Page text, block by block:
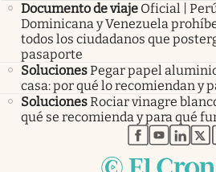
Documento de viaje Oficial |
Dominicana y Venezuela
todos los ciudadanos que
pasaporte
SolucionesPegar papel
casa: por qué lo recomiendan y
SolucionesRociar vinagre
qué se recomienda y para qué
abre enabre en
abre